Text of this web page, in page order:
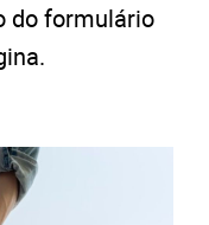
do formulário